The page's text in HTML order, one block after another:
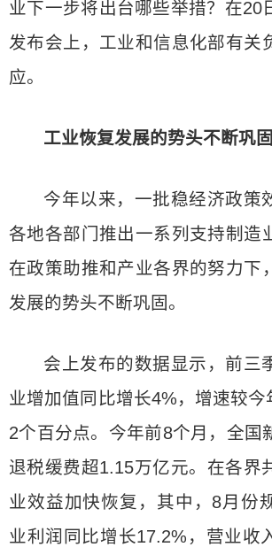
业下一步将出台哪些举措？在20
发布会上，工业和信息化部有关
应。
工业恢复发展的势头不断巩固
今年以来，一批稳经济政策
各地各部门推出一系列支持制造
在政策助推和产业各界的努力下
发展的势头不断巩固。
会上发布的数据显示，前三
业增加值同比增长4%，增速较今
2个百分点。今年前8个月，全国
退税缓费超1.15万亿元。在各界
业效益加快恢复，其中，8月份
业利润同比增长17.2%，营业收